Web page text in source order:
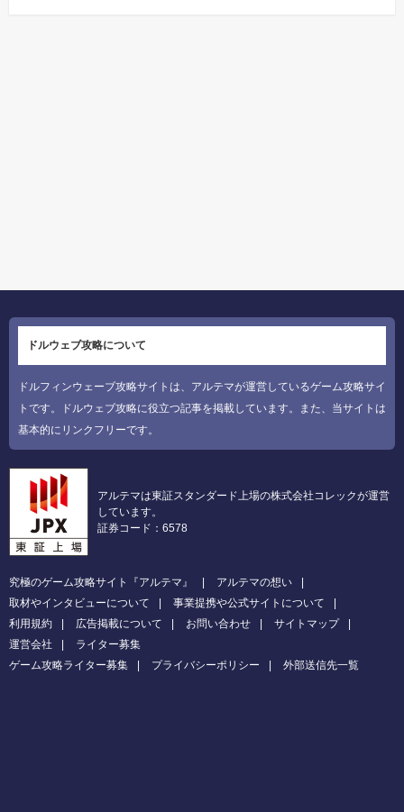
ドルウェブ攻略について
ドルフィンウェーブ攻略サイトは、アルテマが運営しているゲーム攻略サイ
トです。ドルウェブ攻略に役立つ記事を掲載しています。また、当サイトは
基本的にリンクフリーです。
アルテマは東証スタンダード上場の株式会社コレックが運営
しています。
証券コード：6578
究極のゲーム攻略サイト『アルテマ』
アルテマの想い
取材やインタビューについて
事業提携や公式サイトについて
利用規約
広告掲載について お問い合わせ
サイトマップ
運営会社
ライター募集
ゲーム攻略ライター募集
プライバシーポリシー 外部送信先一覧